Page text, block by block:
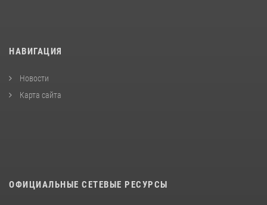
НАВИГАЦИЯ
Новости
Карта сайта
ОФИЦИАЛЬНЫЕ СЕТЕВЫЕ РЕСУРСЫ